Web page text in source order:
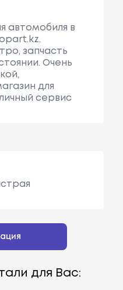
автомобиля в
запчасть
Очень
для
сервис
для Вас: